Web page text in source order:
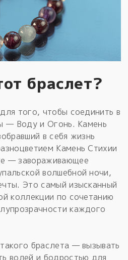
браслет?
того, чтобы соединить в
— Воду и Огонь. Камень
в себя жизнь
Камень Стихии
— завораживающее
волшебной ночи,
Это самый изысканный
коллекции по сочетанию
каждого
браслета — вызывать
волей и бодростью для